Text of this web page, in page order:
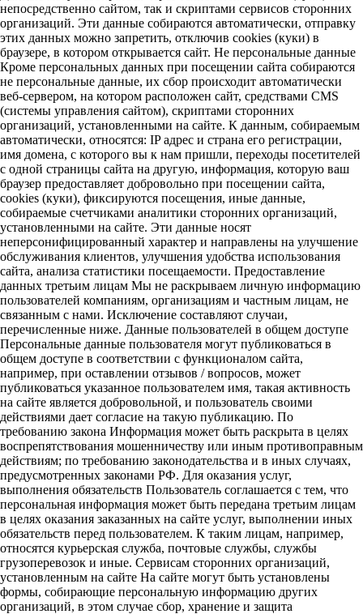
непосредственно сайтом, так и скриптами сервисов сторонних
организаций. Эти данные собираются автоматически, отправку
этих данных можно запретить, отключив cookies (куки) в
браузере, в котором открывается сайт. Не персональные данные
Кроме персональных данных при посещении сайта собираются
не персональные данные, их сбор происходит автоматически
веб-сервером, на котором расположен сайт, средствами CMS
(системы управления сайтом), скриптами сторонних
организаций, установленными на сайте. К данным, собираемым
автоматически, относятся: IP адрес и страна его регистрации,
имя домена, с которого вы к нам пришли, переходы посетителей
с одной страницы сайта на другую, информация, которую ваш
браузер предоставляет добровольно при посещении сайта,
cookies (куки), фиксируются посещения, иные данные,
собираемые счетчиками аналитики сторонних организаций,
установленными на сайте. Эти данные носят
неперсонифицированный характер и направлены на улучшение
обслуживания клиентов, улучшения удобства использования
сайта, анализа статистики посещаемости. Предоставление
данных третьим лицам Мы не раскрываем личную информацию
пользователей компаниям, организациям и частным лицам, не
связанным с нами. Исключение составляют случаи,
перечисленные ниже. Данные пользователей в общем доступе
Персональные данные пользователя могут публиковаться в
общем доступе в соответствии с функционалом сайта,
например, при оставлении отзывов / вопросов, может
публиковаться указанное пользователем имя, такая активность
на сайте является добровольной, и пользователь своими
действиями дает согласие на такую публикацию. По
требованию закона Информация может быть раскрыта в целях
воспрепятствования мошенничеству или иным противоправным
действиям; по требованию законодательства и в иных случаях,
предусмотренных законами РФ. Для оказания услуг,
выполнения обязательств Пользователь соглашается с тем, что
персональная информация может быть передана третьим лицам
в целях оказания заказанных на сайте услуг, выполнении иных
обязательств перед пользователем. К таким лицам, например,
относятся курьерская служба, почтовые службы, службы
грузоперевозок и иные. Сервисам сторонних организаций,
установленным на сайте На сайте могут быть установлены
формы, собирающие персональную информацию других
организаций, в этом случае сбор, хранение и защита